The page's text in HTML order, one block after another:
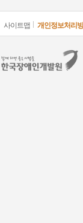
사이트맵 개인정보처리